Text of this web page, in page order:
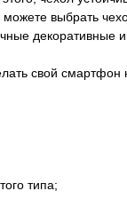
выбрать
свой
типа;